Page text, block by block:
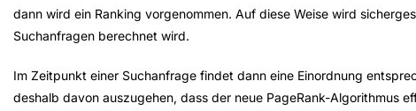
dann wird ein Ranking vorgenommen. Auf diese Weise wird
Suchanfragen berechnet wird.
Im Zeitpunkt einer Suchanfrage findet dann eine Einordnung
deshalb davon auszugehen, dass der neue PageRank-Algorithmus